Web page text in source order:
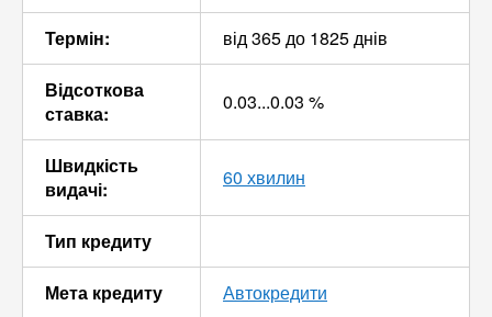
Термін: від 365 до 1825 днів
Відсоткова
ставка:
0.03...0.03 %
Швидкість
видачі:
60 хвилин
Тип кредиту
Мета кредиту Автокредити